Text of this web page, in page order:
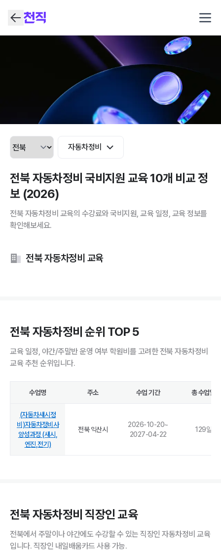
자동차정비
전북 자동차정비 국비지원 교육 10개 비교 정
보 (2026)
전북 자동차정비 교육의 수강료와 국비지원, 교육 일정, 교육 정보를
확인해보세요.
전북 자동차정비 교육
전북 자동차정비 순위 TOP 5
교육 일정, 야간/주말반 운영 여부 학원비를 고려한 전북 자동차정비
교육 추천 순위입니다.
수업명 주소 수업 기간 총 수업일
(자동차섀시정
비)자동차정비사
양성과정 (섀시,
엔진,전기)
전북 익산시
2026-10-20~
2027-04-22
129일
전북 자동차정비 직장인 교육
전북에서 주말이나 야간에도 수강할 수 있는 직장인 자동차정비 교육
입니다. 직장인 내일배움카드 사용 가능.